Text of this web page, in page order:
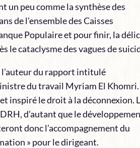
un peu comme la synthèse des
de l’ensemble des Caisses
Populaire et pour finir, la
le cataclysme des vagues de
du rapport intitulé
du travail Myriam El Khomri.
inspiré le droit à la déconnexion.
d’autant que le
donc l’accompagnement du
» pour le dirigeant.